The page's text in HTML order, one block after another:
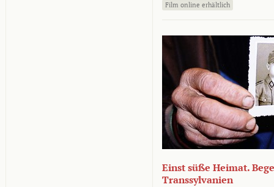
Film online erhältlich
Einst süße Heimat.
Transsylvanien